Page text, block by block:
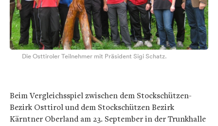
Die Osttiroler Teilnehmer mit Präsident Sigi Schatz.
Beim Vergleichsspiel zwischen dem Stockschützen-
Bezirk Osttirol und dem Stockschützen Bezirk
Kärntner Oberland am 23. September in der Trunkhalle